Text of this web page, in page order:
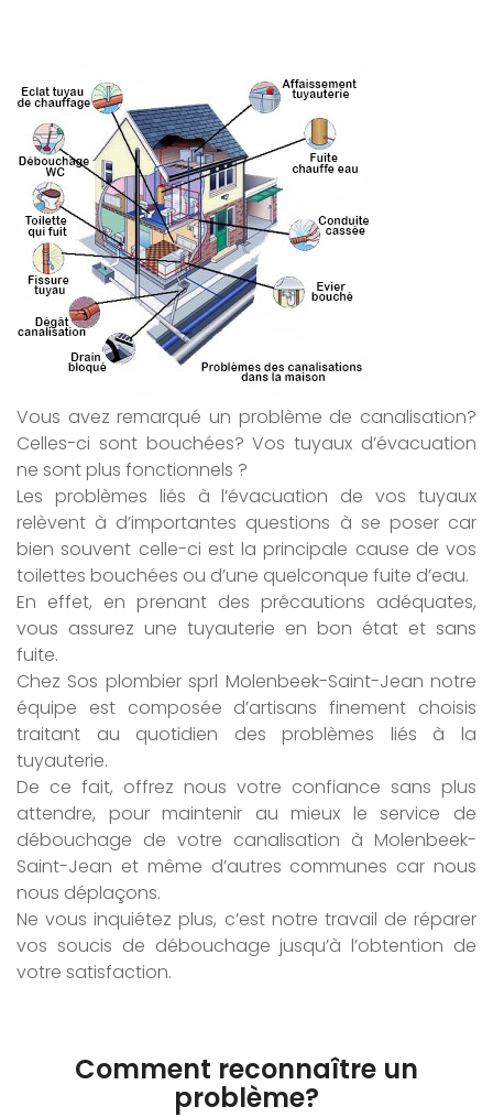
Vous avez remarqué un problème de canalisation?
Celles-ci sont bouchées? Vos tuyaux d’évacuation
ne sont plus fonctionnels ?
Les problèmes liés à l’évacuation de vos tuyaux
relèvent à d’importantes questions à se poser car
bien souvent celle-ci est la principale cause de vos
toilettes bouchées ou d’une quelconque fuite d’eau.
En effet, en prenant des précautions adéquates,
vous assurez une tuyauterie en bon état et sans
fuite.
Chez Sos plombier sprl Molenbeek-Saint-Jean notre
équipe est composée d’artisans finement choisis
traitant au quotidien des problèmes liés à la
tuyauterie.
De ce fait, offrez nous votre confiance sans plus
attendre, pour maintenir au mieux le service de
débouchage de votre canalisation à Molenbeek-
Saint-Jean et même d’autres communes car nous
nous déplaçons.
Ne vous inquiétez plus, c’est notre travail de réparer
vos soucis de débouchage jusqu’à l’obtention de
votre satisfaction.
Comment reconnaître un
problème?